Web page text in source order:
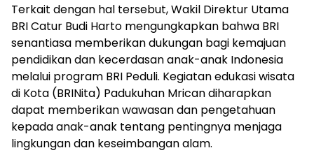
Terkait dengan hal tersebut, Wakil Direktur Utama
BRI Catur Budi Harto mengungkapkan bahwa BRI
senantiasa memberikan dukungan bagi kemajuan
pendidikan dan kecerdasan anak-anak Indonesia
melalui program BRI Peduli. Kegiatan edukasi wisata
di Kota (BRINita) Padukuhan Mrican diharapkan
dapat memberikan wawasan dan pengetahuan
kepada anak-anak tentang pentingnya menjaga
lingkungan dan keseimbangan alam.